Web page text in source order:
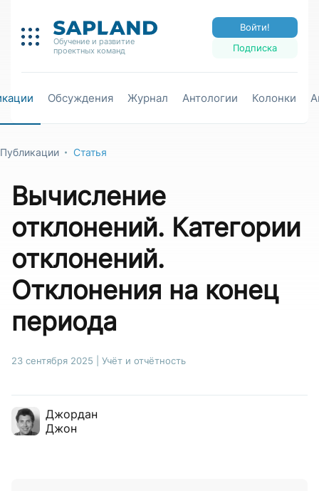
Обучение и развитие
проектных команд
Подписка
Войти!
Обсуждения Журнал Антологии Колонки
Публикации Статья
Вычисление
отклонений. Категории
отклонений.
Отклонения на конец
периода
23 сентября 2025 Учёт и отчётность
Джордан
Джон